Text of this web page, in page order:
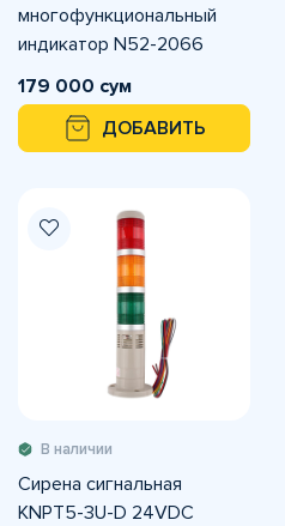
многофункциональный
индикатор N52-2066
179 000 сум
ДОБАВИТЬ
В наличии
Сирена сигнальная
KNPT5-3U-D 24VDC